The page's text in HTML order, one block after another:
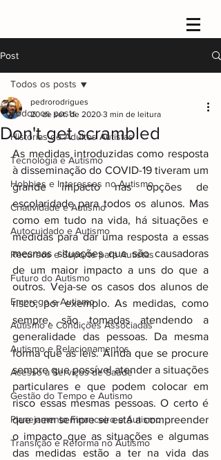
Post
Todos os posts
Histórias de Adultos Autistas
Tecnologia e Autismo
Hobbies e Interesses no Autismo
Criatividade e Autismo
Autocuidado e Autismo
Recursos e Suporte para Autistas
Futuro do Autismo
Emprego e Autismo
Autismo e Condições Associadas
Autismo e Relacionamentos
Acesso a Serviços de Saúde
Gestão do Tempo e Autismo
Planejamento Financeiro e Autismo
Transição e Reforma no Autismo
Todos os posts
Don't get scrambled
pedrorodrigues
20 de set. de 2020 3 min de leitura
As medidas introduzidas como resposta
à disseminação do COVID-19 tiveram um
grande impacto nas opções de
escolaridade para todos os alunos. Mas
como em tudo na vida, há situações e
medidas para dar uma resposta a essas
mesmas situações que são causadoras
de um maior impacto a uns do que a
outros. Veja-se os casos dos alunos de
risco, por exemplo. As medidas, como
sempre, são tomadas atendendo a
generalidade das pessoas. Da mesma
forma que as leis. Ainda que se procure
sempre que possível atender a situações
particulares e que podem colocar em
risco essas mesmas pessoas. O certo é
que nem sempre se está a compreender
o impacto que as situações e algumas
das medidas estão a ter na vida das